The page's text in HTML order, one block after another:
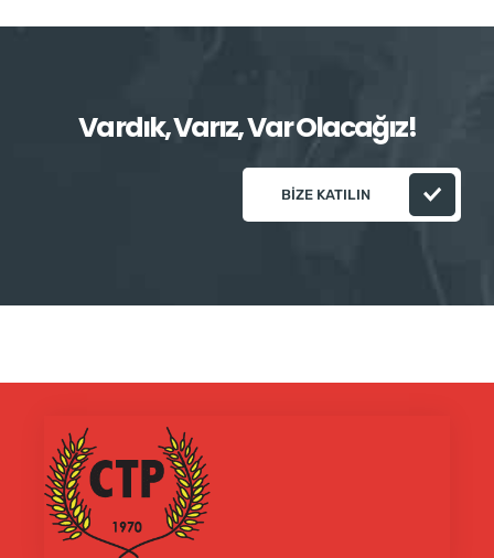
Vardık, Varız, Var Olacağız!
BIZE KATILIN